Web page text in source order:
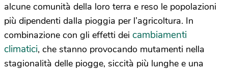
alcune comunità della loro terra e reso le popolazioni
più dipendenti dalla pioggia per l’agricoltura. In
combinazione con gli effetti dei cambiamenti
climatici, che stanno provocando mutamenti nella
stagionalità delle piogge, siccità più lunghe e una